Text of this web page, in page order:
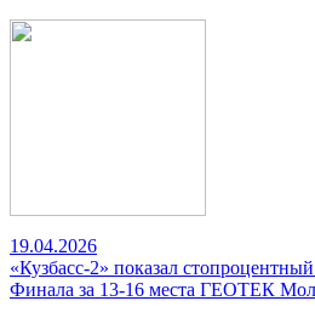
19.04.2026
«Кузбасс-2» показал
Финала за 13-16 места ГЕОТЕК